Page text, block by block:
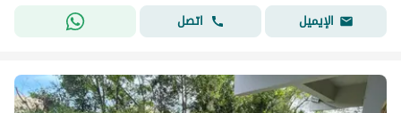
الإيميل اتصل